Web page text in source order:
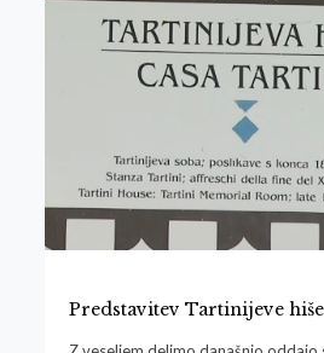
Predstavitev Tartinijeve hiše